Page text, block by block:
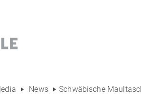
News Schwäbische